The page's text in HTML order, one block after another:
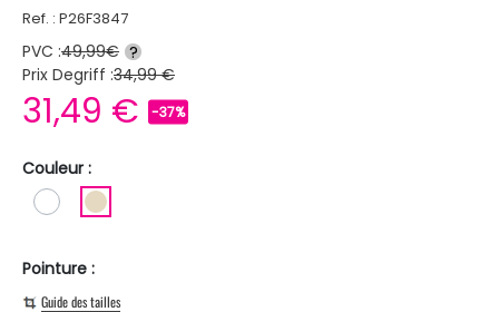
Ref. : P26F3847
PVC :49,99€ ?
Prix Degriff :34,99 €
31,49 € -37%
Couleur :
BLANC
Pointure :
Guide des tailles